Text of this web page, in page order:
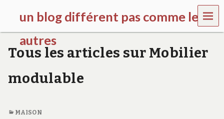
un blog différent pas comme les
autres
f
c
i
MEN
U
Tous les articles sur Mobilier
modulable
MAISON